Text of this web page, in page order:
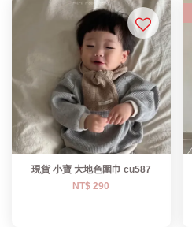
現貨 小寶 大地色圍巾 cu587
NT$ 290